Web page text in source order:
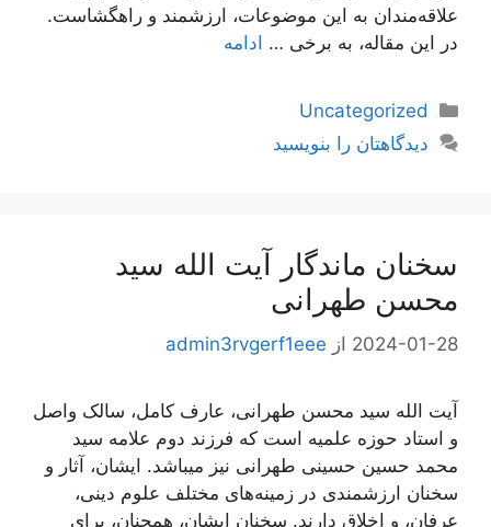
علاقه‌مندان به این موضوعات، ارزشمند و راهگشاست.
در این مقاله، به برخی … ادامه
دسته‌ها
Uncategorized
دیدگاهتان را بنویسید
سخنان ماندگار آیت الله سید
محسن طهرانی
2024-01-28 از admin3rvgerf1eee
آیت الله سید محسن طهرانی، عارف کامل، سالک واصل
و استاد حوزه علمیه است که فرزند دوم علامه سید
محمد حسین حسینی طهرانی نیز میباشد. ایشان، آثار و
سخنان ارزشمندی در زمینه‌های مختلف علوم دینی،
عرفان، و اخلاق دارند. سخنان ایشان، همچنان، برای